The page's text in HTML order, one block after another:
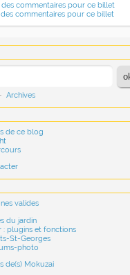
des commentaires pour ce billet
des commentaires pour ce billet
- Archives
de ce blog
valides
du jardin
: plugins et fonctions
St-Georges
photo
de(s) Mokuzai